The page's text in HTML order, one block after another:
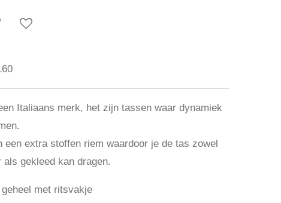
Italiaans merk, het zijn tassen waar dynamiek
een extra stoffen riem waardoor je de tas zowel
gekleed kan dragen.
geheel met ritsvakje